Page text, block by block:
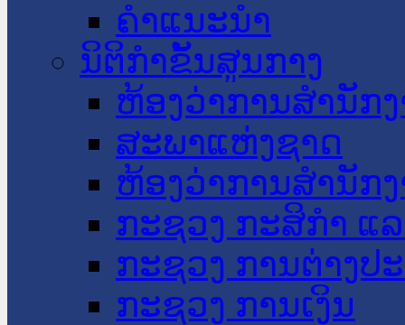
ຄໍາແນະນໍາ
ນິຕິກໍາຂັ້ນສູນກາງ
ຫ້ອງວ່າການສໍານັກ
ສະພາແຫ່ງຊາດ
ຫ້ອງວ່າການສຳນັກ
ກະຊວງ ກະສິກຳ ແ
ກະຊວງ ການຕ່າງປ
ກະຊວງ ການເງິນ